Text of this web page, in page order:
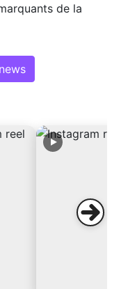
de la